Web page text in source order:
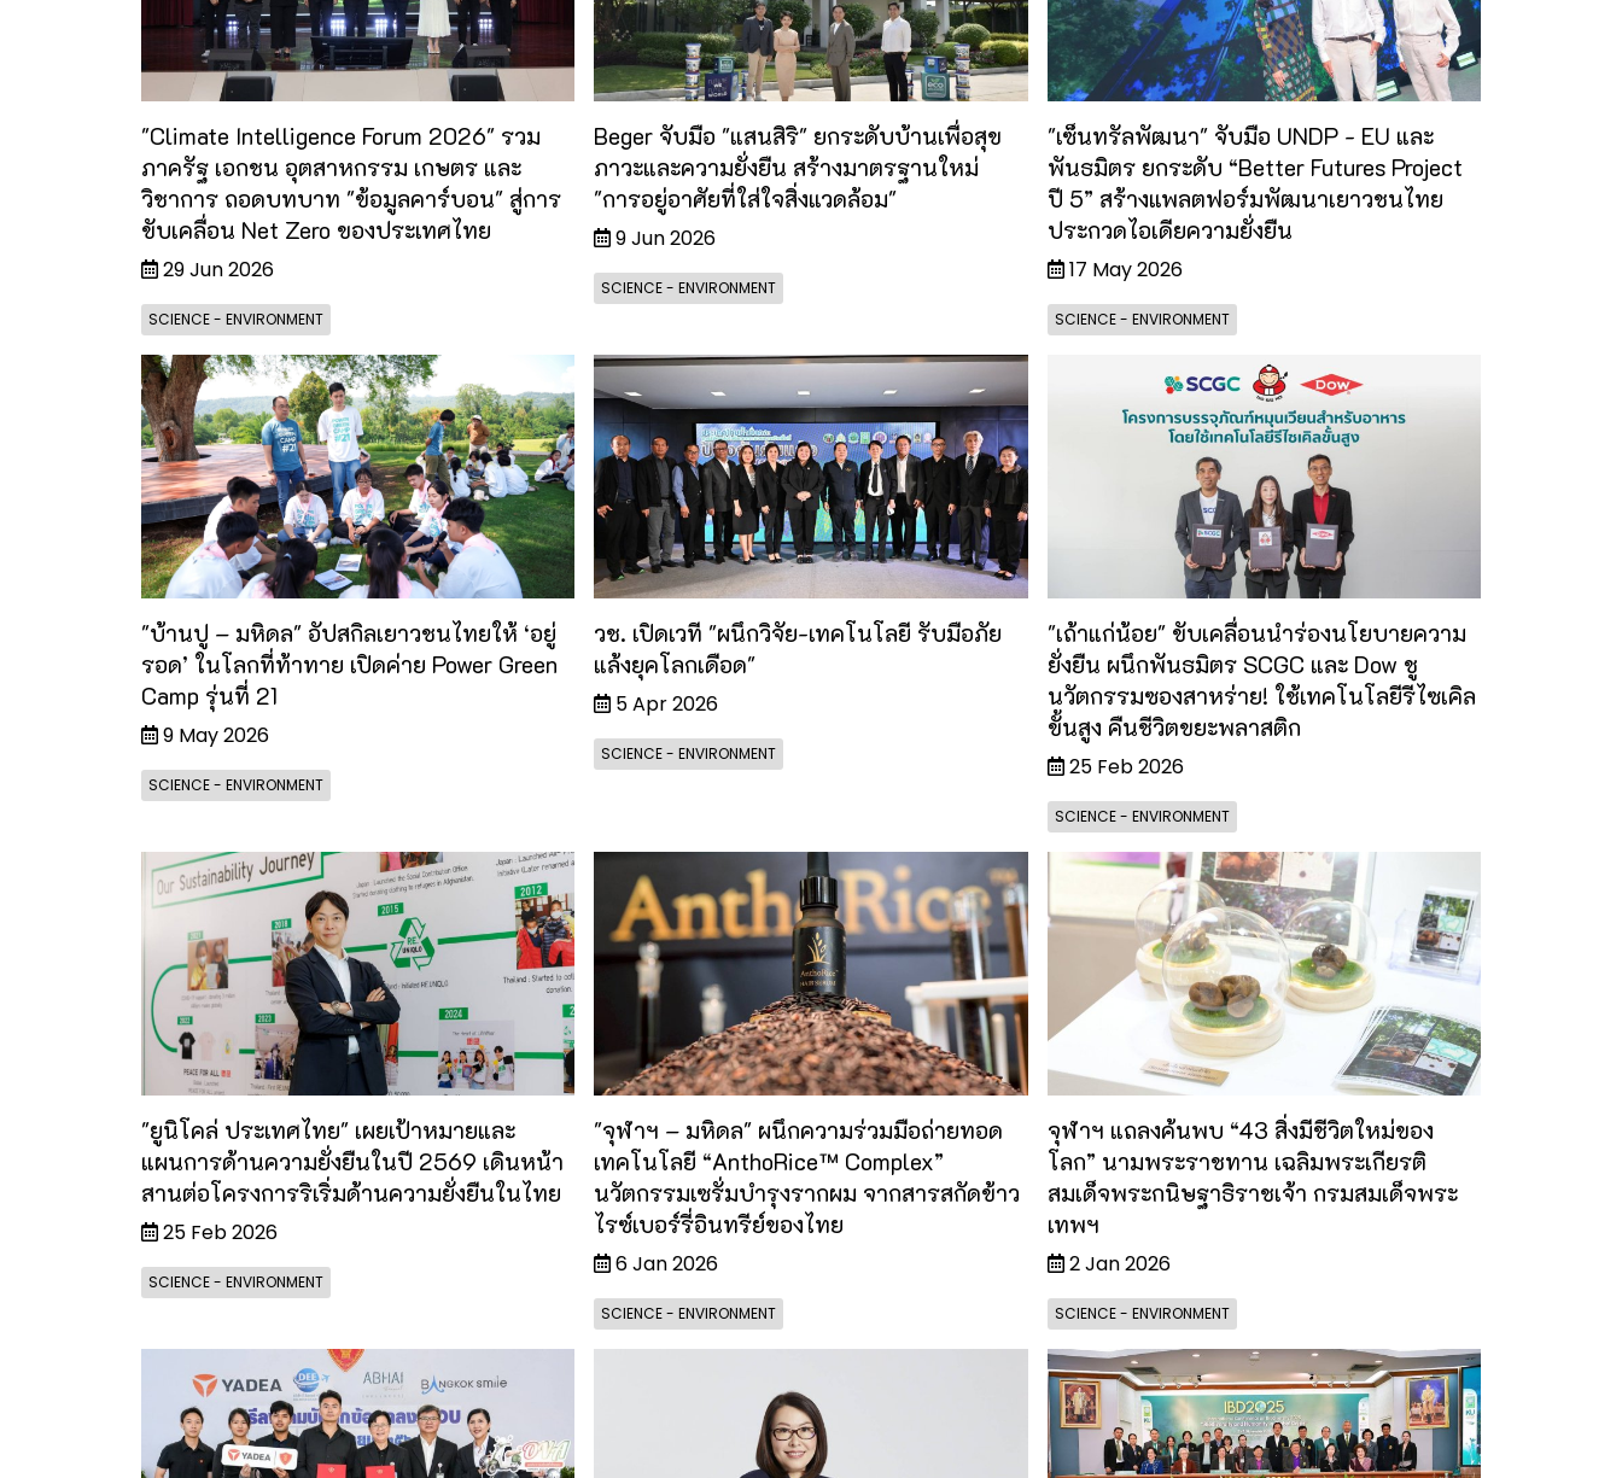
"Climate Intelligence Forum 2026" รวม
ภาครัฐ เอกชน อุตสาหกรรม เกษตร และ
วิชาการ ถอดบทบาท "ข้อมูลคาร์บอน" สู่การ
ขับเคลื่อน Net Zero ของประเทศไทย
29 Jun 2026
SCIENCE - ENVIRONMENT
Beger จับมือ "แสนสิริ" ยกระดับบ้านเพื่อสุข
ภาวะและความยั่งยืน สร้างมาตรฐานใหม่
"การอยู่อาศัยที่ใส่ใจสิ่งแวดล้อม"
9 Jun 2026
SCIENCE - ENVIRONMENT
"เซ็นทรัลพัฒนา" จับมือ UNDP - EU และ
พันธมิตร ยกระดับ “Better Futures Project
ปี 5” สร้างแพลตฟอร์มพัฒนาเยาวชนไทย
ประกวดไอเดียความยั่งยืน
17 May 2026
SCIENCE - ENVIRONMENT
"บ้านปู – มหิดล" อัปสกิลเยาวชนไทยให้ ‘อยู่
รอด’ ในโลกที่ท้าทาย เปิดค่าย Power Green
Camp รุ่นที่ 21
9 May 2026
SCIENCE - ENVIRONMENT
️วช. เปิดเวที "ผนึกวิจัย-เทคโนโลยี รับมือภัย
แล้งยุคโลกเดือด"
5 Apr 2026
SCIENCE - ENVIRONMENT
"เถ้าแก่น้อย" ขับเคลื่อนนำร่องนโยบายความ
ยั่งยืน ผนึกพันธมิตร SCGC และ Dow ชู
นวัตกรรมซองสาหร่าย! ใช้เทคโนโลยีรีไซเคิล
ขั้นสูง คืนชีวิตขยะพลาสติก
25 Feb 2026
SCIENCE - ENVIRONMENT
"ยูนิโคล่ ประเทศไทย" เผยเป้าหมายและ
แผนการด้านความยั่งยืนในปี 2569 เดินหน้า
สานต่อโครงการริเริ่มด้านความยั่งยืนในไทย
25 Feb 2026
SCIENCE - ENVIRONMENT
"จุฬาฯ – มหิดล" ผนึกความร่วมมือถ่ายทอด
เทคโนโลยี “AnthoRice™ Complex”
นวัตกรรมเซรั่มบำรุงรากผม จากสารสกัดข้าว
ไรซ์เบอร์รี่อินทรีย์ของไทย
6 Jan 2026
SCIENCE - ENVIRONMENT
จุฬาฯ แถลงค้นพบ “43 สิ่งมีชีวิตใหม่ของ
โลก” นามพระราชทาน เฉลิมพระเกียรติ
สมเด็จพระกนิษฐาธิราชเจ้า กรมสมเด็จพระ
เทพฯ
2 Jan 2026
SCIENCE - ENVIRONMENT